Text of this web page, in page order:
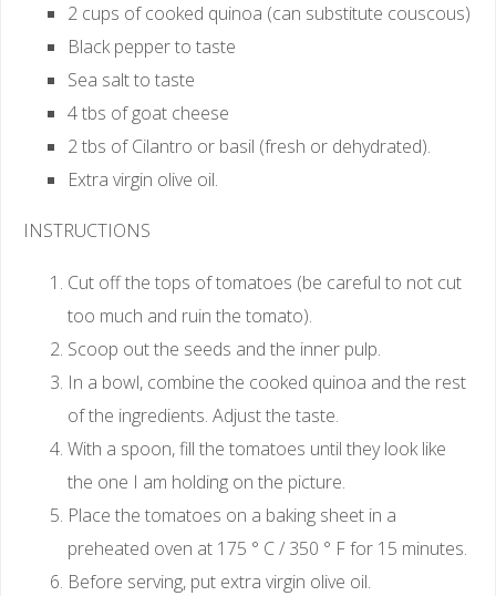
2 cups of cooked quinoa (can substitute couscous)
Black pepper to taste
Sea salt to taste
4 tbs of goat cheese
2 tbs of Cilantro or basil (fresh or dehydrated).
Extra virgin olive oil.
INSTRUCTIONS
Cut off the tops of tomatoes (be careful to not cut
too much and ruin the tomato).
Scoop out the seeds and the inner pulp.
In a bowl, combine the cooked quinoa and the rest
of the ingredients. Adjust the taste.
With a spoon, fill the tomatoes until they look like
the one I am holding on the picture.
Place the tomatoes on a baking sheet in a
preheated oven at 175 ° C / 350 ° F for 15 minutes.
Before serving, put extra virgin olive oil.